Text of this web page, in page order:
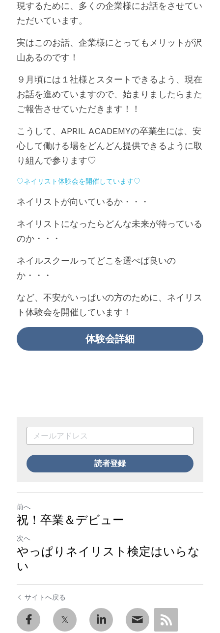
現するために、多くの企業様にお話をさせてい
ただいています。
実はこのお話、企業様にとってもメリットが沢
山あるのです！
９月頃には１社様とスタートできるよう、現在
お話を進めていますので、始まりましたらまた
ご報告させていただきます！！
こうして、APRIL ACADEMYの卒業生には、安
心して働ける場をどんどん提供できるように取
り組んで参ります♡
♡ネイリスト体験会を開催しています♡
ネイリストが向いているか・・・
ネイリストになったらどんな未来が待っている
のか・・・
ネイルスクールってどこを選べば良いの
か・・・
など、不安がいっぱいの方のために、ネイリス
ト体験会を開催しています！
体験会詳細
読者登録
前へ
祝！卒業＆デビュー
次へ
やっぱりネイリスト検定はいらな
い
サイトへ戻る